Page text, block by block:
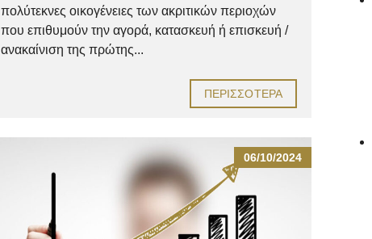
πολύτεκνες οικογένειες των ακριτικών περιοχών
που επιθυμούν την αγορά, κατασκευή ή επισκευή /
ανακαίνιση της πρώτης...
ΠΕΡΙΣΣΌΤΕΡΑ
06/10/2024